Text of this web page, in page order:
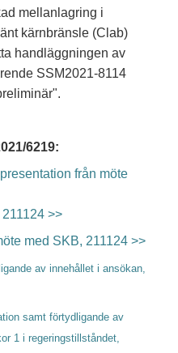
mellanlagring i
kärnbränsle (Clab)
handläggningen av
SSM2021-8114
6219:
från möte
>>
med SKB, 211124 >>
av innehållet i ansökan,
samt förtydligande av
1 i regeringstillståndet,